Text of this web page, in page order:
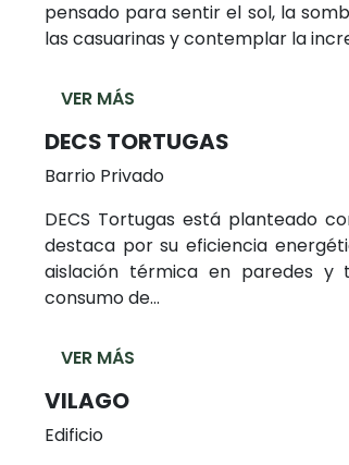
pensado para sentir el sol, la
las casuarinas y contemplar la
VER MÁS
DECS TORTUGAS
Barrio Privado
DECS Tortugas está planteado
destaca por su eficiencia
aislación térmica en paredes y
consumo de...
VER MÁS
VILAGO
Edificio